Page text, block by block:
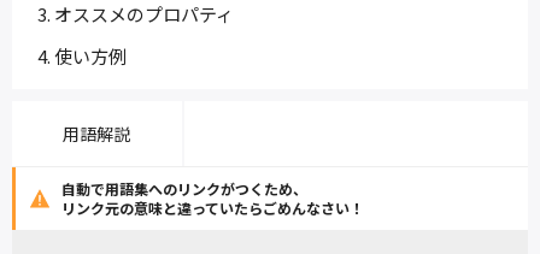
オススメのプロパティ
使い方例
用語解説
自動で用語集へのリンクがつくため、
リンク元の意味と違っていたらごめんなさい！